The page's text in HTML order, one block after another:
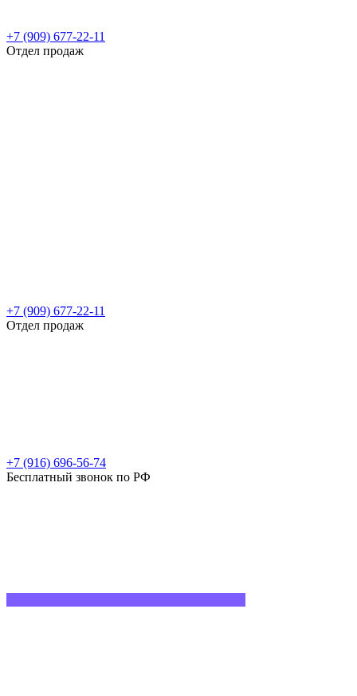
+7 (909) 677-22-11
Отдел продаж
+7 (909) 677-22-11
Отдел продаж
+7 (916) 696-56-74
Бесплатный звонок по РФ